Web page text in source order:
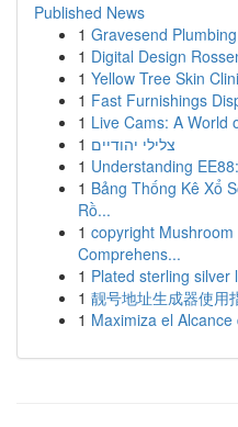
Published News
1 Gravesend
1 Digital Design
1 Yellow Tree Skin
1 Fast Furnishings
1 Live Cams: A World
1 צלילי יהודיים
1 Understanding
1 Bảng Thống Kê Xổ
Rồ...
1 copyright
Comprehens...
1 Plated sterling
1 靓号地址生成器使用
1 Maximiza el